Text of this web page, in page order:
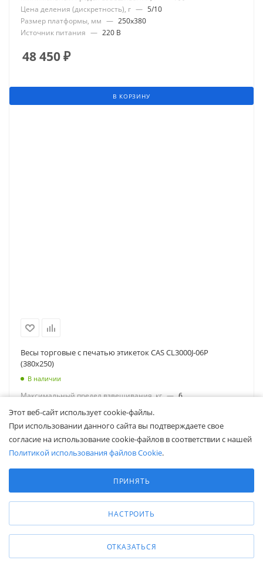
Цена деления (дискретность), г — 5/10
Размер платформы, мм — 250x380
Источник питания — 220 В
48 450₽
В КОРЗИНУ
Весы торговые с печатью этикеток CAS CL3000J-06Р
(380x250)
В наличии
Максимальный предел взвешивания, кг — 6
Минимальный предел взвешивания, г
Цена деления (дискретность), г
Размер платформы, мм — 250x380
Источник питания — 220 В
48 450₽
Этот веб-сайт использует cookie-файлы.
При использовании данного сайта вы подтверждаете свое
согласие на использование cookie-файлов в соответствии с нашей
Политикой использования файлов Cookie.
Аналитические/Функциональные
ПРИНЯТЬ
НАСТРОИТЬ
ОТКАЗАТЬСЯ